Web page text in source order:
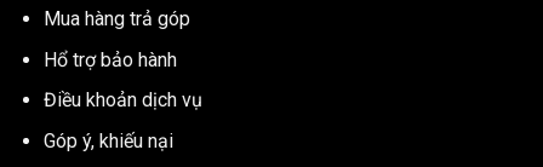
Mua hàng trả góp
Hổ trợ bảo hành
Điều khoản dịch vụ
Góp ý, khiếu nại